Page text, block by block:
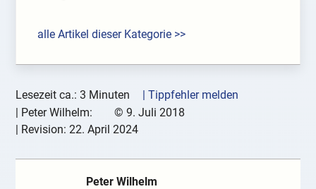
alle Artikel dieser Kategorie >>
Lesezeit ca.: 3 Minuten
| Tippfehler melden
| Peter Wilhelm: © 9. Juli 2018
| Revision:22. April 2024
Peter Wilhelm